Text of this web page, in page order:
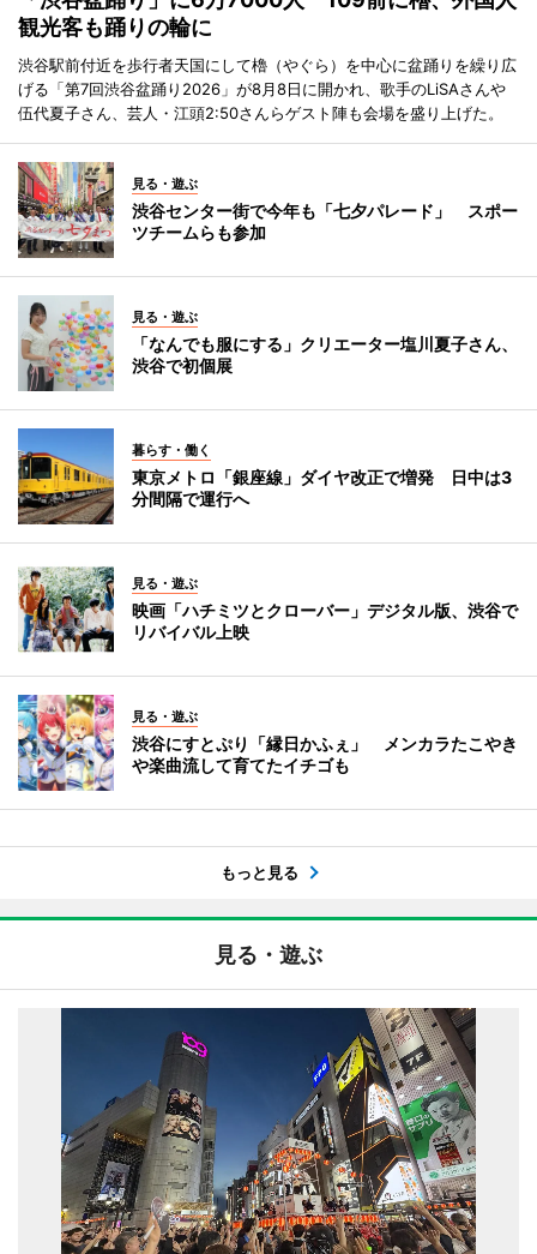
観光客も踊りの輪に
渋谷駅前付近を歩行者天国にして櫓（やぐら）を中心に盆踊りを繰り広
げる「第7回渋谷盆踊り2026」が8月8日に開かれ、歌手のLiSAさんや
伍代夏子さん、芸人・江頭2:50さんらゲスト陣も会場を盛り上げた。
見る・遊ぶ
渋谷センター街で今年も「七夕パレード」 スポー
ツチームらも参加
見る・遊ぶ
「なんでも服にする」クリエーター塩川夏子さん、
渋谷で初個展
暮らす・働く
東京メトロ「銀座線」ダイヤ改正で増発 日中は3
分間隔で運行へ
見る・遊ぶ
映画「ハチミツとクローバー」デジタル版、渋谷で
リバイバル上映
見る・遊ぶ
渋谷にすとぷり「縁日かふぇ」 メンカラたこやき
や楽曲流して育てたイチゴも
もっと見る
見る・遊ぶ